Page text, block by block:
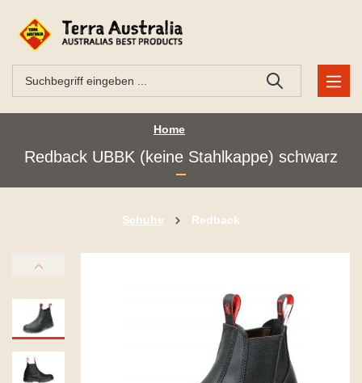
Home
Redback UBBK (keine Stahlkappe) schwarz
Schuhe Redback